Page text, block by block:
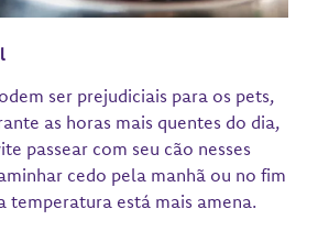
ser prejudiciais para os pets,
as horas mais quentes do dia,
passear com seu cão nesses
cedo pela manhã ou no fim
temperatura está mais amena.